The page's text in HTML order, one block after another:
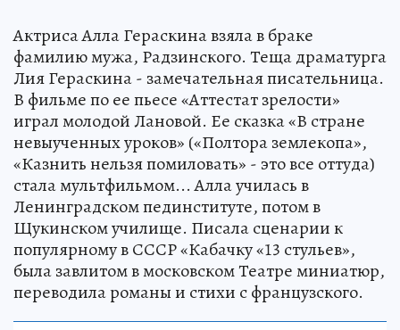
Актриса Алла Гераскина взяла в браке
фамилию мужа, Радзинского. Теща драматурга
Лия Гераскина - замечательная писательница.
В фильме по ее пьесе «Аттестат зрелости»
играл молодой Лановой. Ее сказка «В стране
невыученных уроков» («Полтора землекопа»,
«Казнить нельзя помиловать» - это все оттуда)
стала мультфильмом... Алла училась в
Ленинградском пединституте, потом в
Щукинском училище. Писала сценарии к
популярному в СССР «Кабачку «13 стульев»,
была завлитом в московском Театре миниатюр,
переводила романы и стихи с французского.